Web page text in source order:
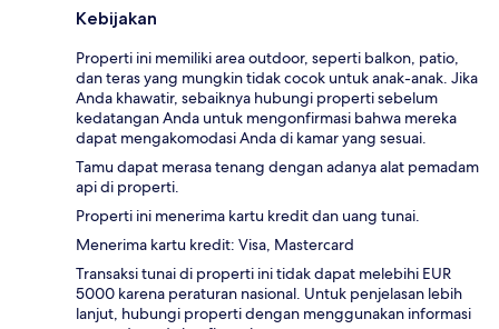
Kebijakan
Properti ini memiliki area outdoor, seperti balkon, patio,
dan teras yang mungkin tidak cocok untuk anak-anak. Jika
Anda khawatir, sebaiknya hubungi properti sebelum
kedatangan Anda untuk mengonfirmasi bahwa mereka
dapat mengakomodasi Anda di kamar yang sesuai.
Tamu dapat merasa tenang dengan adanya alat pemadam
api di properti.
Properti ini menerima kartu kredit dan uang tunai.
Menerima kartu kredit: Visa, Mastercard
Transaksi tunai di properti ini tidak dapat melebihi EUR
5000 karena peraturan nasional. Untuk penjelasan lebih
lanjut, hubungi properti dengan menggunakan informasi